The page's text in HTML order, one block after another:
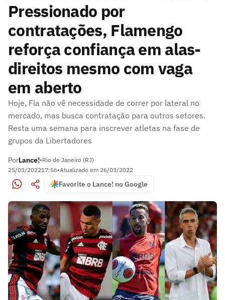
Pressionado por
contratações, Flamengo
reforça confiança em alas-
direitos mesmo com vaga
em aberto
Hoje, Fla não vê necessidade de correr por lateral no
mercado, mas busca contratação para outros setores.
Resta uma semana para inscrever atletas na fase de
grupos da Libertadores
PorLance!•Rio de Janeiro (RJ)
25/03/202217:56•Atualizado em 26/03/2022
Favorite o Lance! no Google